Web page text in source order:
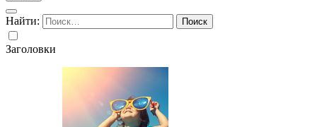
Найти:
Заголовки